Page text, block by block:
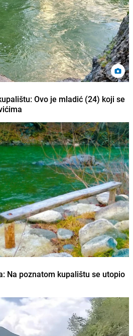
Ovo je mladić (24) koji se
Na poznatom kupalištu se utopio